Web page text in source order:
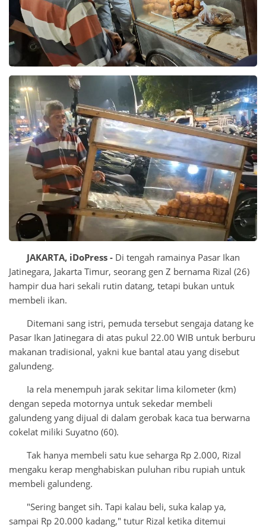
JAKARTA, iDoPress - Di tengah ramainya Pasar Ikan
Jatinegara, Jakarta Timur, seorang gen Z bernama Rizal (26)
hampir dua hari sekali rutin datang, tetapi bukan untuk
membeli ikan.
Ditemani sang istri, pemuda tersebut sengaja datang ke
Pasar Ikan Jatinegara di atas pukul 22.00 WIB untuk berburu
makanan tradisional, yakni kue bantal atau yang disebut
galundeng.
Ia rela menempuh jarak sekitar lima kilometer (km)
dengan sepeda motornya untuk sekedar membeli
galundeng yang dijual di dalam gerobak kaca tua berwarna
cokelat miliki Suyatno (60).
Tak hanya membeli satu kue seharga Rp 2.000, Rizal
mengaku kerap menghabiskan puluhan ribu rupiah untuk
membeli galundeng.
"Sering banget sih. Tapi kalau beli, suka kalap ya,
sampai Rp 20.000 kadang," tutur Rizal ketika ditemui